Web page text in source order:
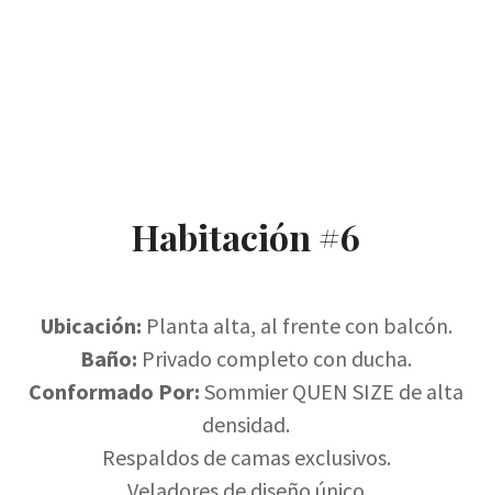
Habitación #6
Ubicación: Planta alta, al frente con balcón.
Baño: Privado completo con ducha.
Conformado Por: Sommier QUEN SIZE de alta
densidad.
Respaldos de camas exclusivos.